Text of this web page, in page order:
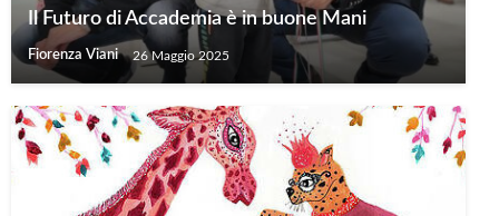
Il Futuro di Accademia è in buone Mani
Fiorenza Viani 26 Maggio 2025